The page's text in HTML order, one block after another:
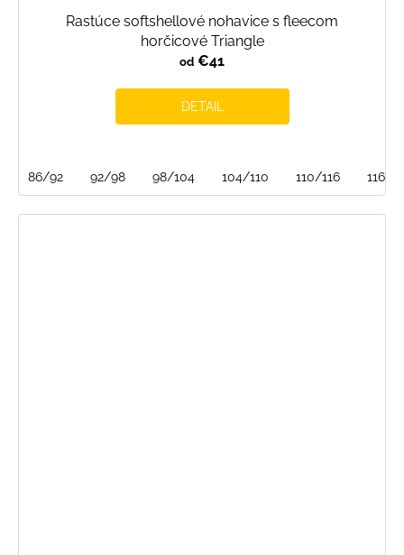
Rastúce softshellové nohavice s fleecom
horčicové Triangle
od €41
DETAIL
86/92 92/98 98/104 104/110 110/116 116/